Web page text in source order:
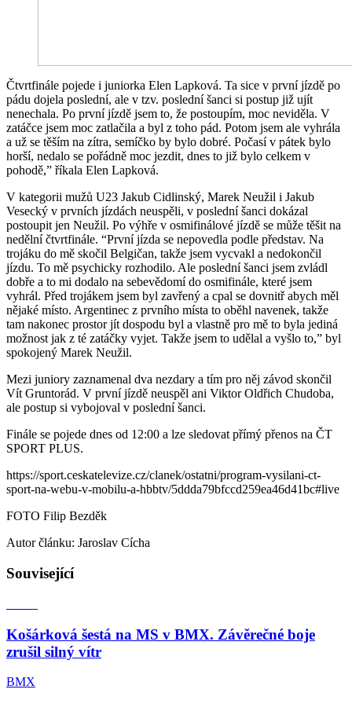
Čtvrtfinále pojede i juniorka Elen Lapková. Ta sice v první jízdě po
pádu dojela poslední, ale v tzv. poslední šanci si postup již ujít
nenechala. Po první jízdě jsem to, že postoupím, moc neviděla. V
zatáčce jsem moc zatlačila a byl z toho pád. Potom jsem ale vyhrála
a už se těším na zítra, semíčko by bylo dobré. Počasí v pátek bylo
horší, nedalo se pořádně moc jezdit, dnes to již bylo celkem v
pohodě,” říkala Elen Lapková.
V kategorii mužů U23 Jakub Cidlinský, Marek Neužil i Jakub
Vesecký v prvních jízdách neuspěli, v poslední šanci dokázal
postoupit jen Neužil. Po výhře v osmifinálové jízdě se může těšit na
nedělní čtvrtfinále. “První jízda se nepovedla podle představ. Na
trojáku do mě skočil Belgičan, takže jsem vycvakl a nedokončil
jízdu. To mě psychicky rozhodilo. Ale poslední šanci jsem zvládl
dobře a to mi dodalo na sebevědomí do osmifinále, které jsem
vyhrál. Před trojákem jsem byl zavřený a cpal se dovnitř abych měl
nějaké místo. Argentinec z prvního místa to oběhl navenek, takže
tam nakonec prostor jít dospodu byl a vlastně pro mě to byla jediná
možnost jak z té zatáčky vyjet. Takže jsem to udělal a vyšlo to,” byl
spokojený Marek Neužil.
Mezi juniory zaznamenal dva nezdary a tím pro něj závod skončil
Vít Gruntorád. V první jízdě neuspěl ani Viktor Oldřich Chudoba,
ale postup si vybojoval v poslední šanci.
Finále se pojede dnes od 12:00 a lze sledovat přímý přenos na ČT
SPORT PLUS.
https://sport.ceskatelevize.cz/clanek/ostatni/program-vysilani-ct-
sport-na-webu-v-mobilu-a-hbbtv/5ddda79bfccd259ea46d41bc#live
FOTO Filip Bezděk
Autor článku: Jaroslav Cícha
Související
Košárková šestá na MS v BMX. Závěrečné boje
zrušil silný vítr
BMX